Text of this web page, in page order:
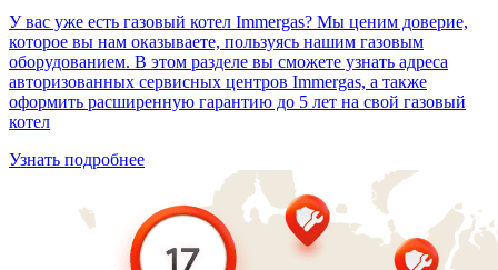
У вас уже есть газовый котел Immergas? Мы ценим доверие,
которое вы нам оказываете, пользуясь нашим газовым
оборудованием. В этом разделе вы сможете узнать адреса
авторизованных сервисных центров Immergas, а также
оформить расширенную гарантию до 5 лет на свой газовый
котел
Узнать подробнее